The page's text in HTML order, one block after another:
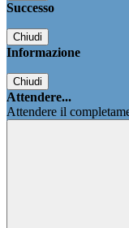
Successo
Chiudi
Informazione
Chiudi
Attendere...
Attendere il